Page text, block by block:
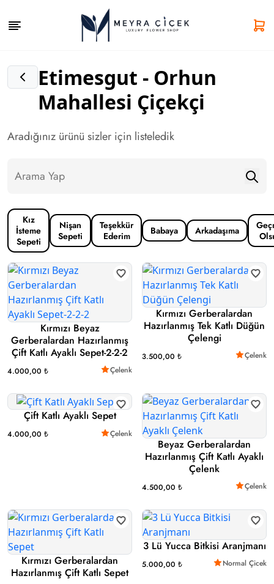
Etimesgut - Orhun
Mahallesi Çiçekçi
Aradığınız ürünü sizler için listeledik
Kız
İsteme
Sepeti
Nişan
Sepeti
Teşekkür
Ederim
Babaya Arkadaşıma
Kırmızı Beyaz
Gerberalardan Hazırlanmış
Çift Katlı Ayaklı Sepet-2-2-2
4.000,00 ₺ Çelenk
Kırmızı Gerberalardan
Hazırlanmış Tek Katlı Düğün
Çelengi
3.500,00 ₺ Çelenk
Çift Katlı Ayaklı Sepet
4.000,00 ₺ Çelenk
Beyaz Gerberalardan
Hazırlanmış Çift Katlı Ayaklı
Çelenk
4.500,00 ₺ Çelenk
Kırmızı Gerberalardan
Hazırlanmış Çift Katlı Sepet
3 Lü Yucca Bitkisi Aranjmanı
5.000,00 ₺ Normal Çicek